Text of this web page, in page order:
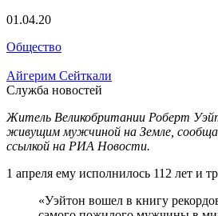
01.04.20
Общество
Айгерим Сейткали
Служба новостей
Житель Великобритании Роберт
живущим мужчиной на Земле,
ссылкой на РИА Новости.
1 апреля ему исполнилось 112 лет и
«Уэйтон вошел в книгу